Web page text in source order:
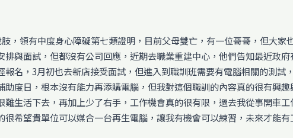
，領有中度身心障礙第七類證明，目前父母雙亡，有一位哥哥，但大
與面試，但都沒有公司回應，近期去職業重建中心，他們告知最近政
名，3月初也去新店接受面試，但進入到職訓班需要有電腦相關的測試
度日，根本沒有能力再添購電腦，但我對這個職訓的內容真的很有興
生活下去，再加上少了右手，工作機會真的很有限，過去我從事開車
希望貴單位可以媒合一台再生電腦，讓我有機會可以練習，未來才能